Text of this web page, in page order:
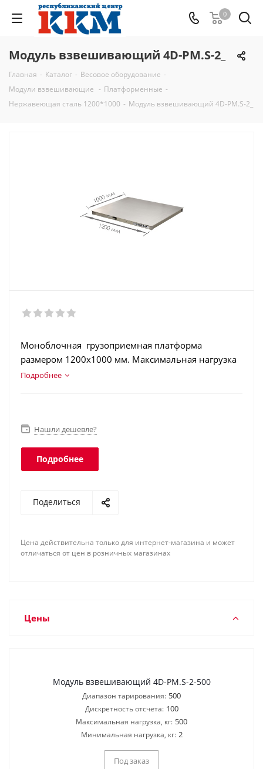
0
Модуль взвешивающий 4D-PM.S-2_
Главная - Каталог - Весовое оборудование -
Модули взвешивающие - Платформенные -
Нержавеющая сталь 1200*1000 - Модуль взвешивающий 4D-PM.S-2_
Моноблочная грузоприемная платформа
размером 1200х1000 мм. Максимальная нагрузка
500, 1000 и 1500 кг. Нержавеющая сталь. 4-е
Подробнее
Нашли дешевле?
Подробнее
Поделиться
Цена действительна только для интернет-магазина и может
отличаться от цен в розничных магазинах
Цены
Модуль взвешивающий 4D-PM.S-2-500
Диапазон тарирования: 500
Дискретность отсчета: 100
Максимальная нагрузка, кг: 500
Минимальная нагрузка, кг: 2
Под заказ